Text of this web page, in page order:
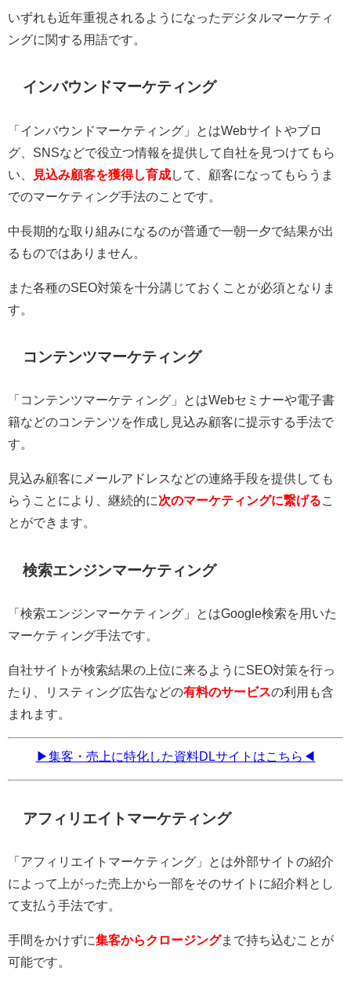
いずれも近年重視されるようになったデジタルマーケティ
ングに関する用語です。
インバウンドマーケティング
「インバウンドマーケティング」とはWebサイトやブロ
グ、SNSなどで役立つ情報を提供して自社を見つけてもら
い、
見込み顧客を獲得し育成して、顧客になってもらうま
でのマーケティング手法のことです。
中長期的な取り組みになるのが普通で一朝一夕で結果が出
るものではありません。
また各種のSEO対策を十分講じておくことが必須となりま
す。
コンテンツマーケティング
「コンテンツマーケティング」とはWebセミナーや電子書
籍などのコンテンツを作成し見込み顧客に提示する手法で
す。
見込み顧客にメールアドレスなどの連絡手段を提供しても
らうことにより、継続的に次のマーケティングに繋げるこ
とができます。
検索エンジンマーケティング
「検索エンジンマーケティング」とはGoogle検索を用いた
マーケティング手法です。
自社サイトが検索結果の上位に来るようにSEO対策を行っ
たり、リスティング広告などの有料のサービスの利用も含
まれます。
▶集客・売上に特化した資料DLサイトはこちら◀
アフィリエイトマーケティング
「アフィリエイトマーケティング」とは外部サイトの紹介
によって上がった売上から一部をそのサイトに紹介料とし
て支払う手法です。
手間をかけずに集客からクロージングまで持ち込むことが
可能です。